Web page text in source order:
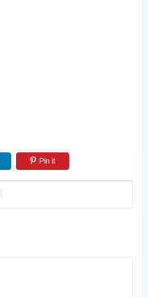
Pin it